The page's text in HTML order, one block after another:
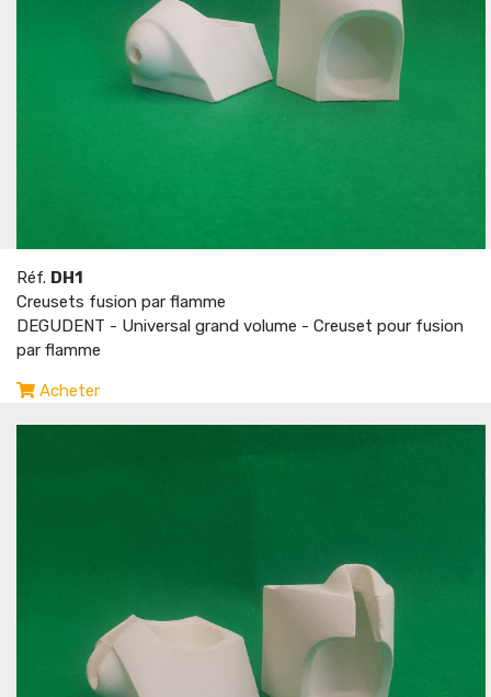
Réf. DH1
Creusets fusion par flamme
DEGUDENT - Universal grand volume - Creuset pour fusion
par flamme
Acheter